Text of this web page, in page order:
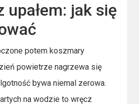
upałem: jak się
potem koszmary
powietrze nagrzewa się
bywa niemal zerowa.
na wodzie to wręcz